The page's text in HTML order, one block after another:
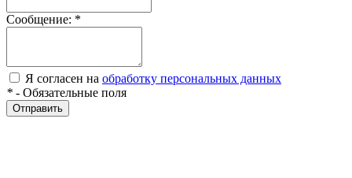
Сообщение: *
Я согласен на обработку персональных данных
* - Обязательные поля
Отправить